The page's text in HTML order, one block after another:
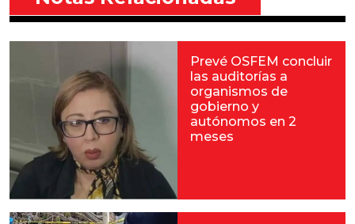
Prevé OSFEM concluir
las auditorías a
organismos de
gobierno y
autónomos en 2
meses